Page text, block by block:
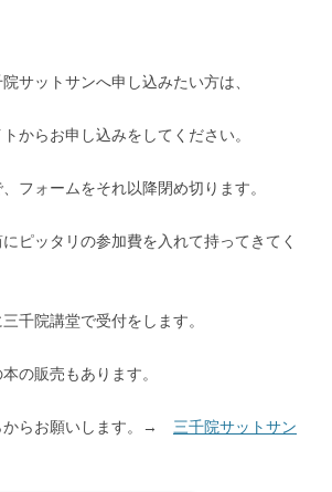
サットサンへ申し込みたい方は、
からお申し込みをしてください。
フォームをそれ以降閉め切ります。
ピッタリの参加費を入れて持ってきてく
千院講堂で受付をします。
の販売もあります。
からお願いします。→ 三千院サットサン